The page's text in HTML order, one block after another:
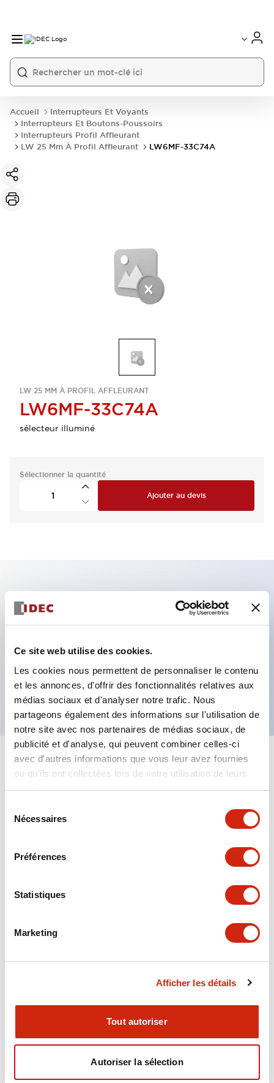
Ce site web utilise des cookies.
Les cookies nous permettent de personnaliser le contenu
et les annonces, d'offrir des fonctionnalités relatives aux
médias sociaux et d'analyser notre trafic. Nous
partageons également des informations sur l'utilisation de
notre site avec nos partenaires de médias sociaux, de
publicité et d'analyse, qui peuvent combiner celles-ci
avec d'autres informations que vous leur avez fournies
ou qu'ils ont collectées lors de votre utilisation de leurs
services.
Nécessaires
Préférences
Statistiques
Marketing
Afficher les détails
Tout autoriser
Autoriser la sélection
Accueil
Interrupteurs Et Voyants
Interrupteurs Et Boutons-Poussoirs
Interrupteurs Profil Affleurant
LW 25 Mm À Profil Affleurant
LW6MF-33C74A
LW 25 MM À PROFIL AFFLEURANT
LW6MF-33C74A
sélecteur illuminé
Sélectionner la quantité
Ajouter au devis
Caractéristiques clés
Le commutateur sélecteur avec clé adopte une
structure à goupille à cylindre haute sécurité
La structure de protection est IP65 (IEC60529)
Spécifications
Aesthetic Specifications
Electrical Specifications (rated illuminated
Mechanical Specifications
Documents et fichiers